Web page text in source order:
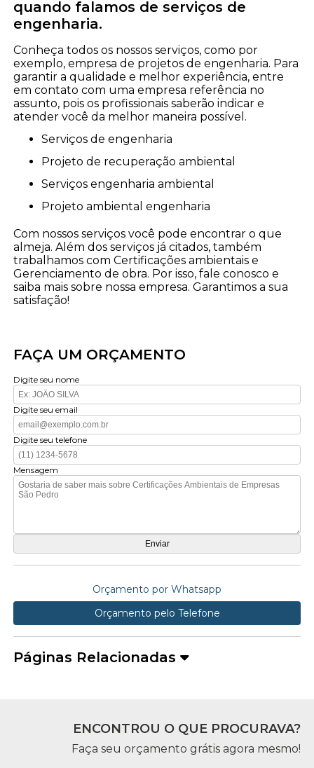
quando falamos de serviços de
engenharia.
Conheça todos os nossos serviços, como por
exemplo, empresa de projetos de engenharia. Para
garantir a qualidade e melhor experiência, entre
em contato com uma empresa referência no
assunto, pois os profissionais saberão indicar e
atender você da melhor maneira possível.
serviços de engenharia
projeto de recuperação ambiental
serviços engenharia ambiental
projeto ambiental engenharia
Com nossos serviços você pode encontrar o que
almeja. Além dos serviços já citados, também
trabalhamos com Certificações ambientais e
Gerenciamento de obra. Por isso, fale conosco e
saiba mais sobre nossa empresa. Garantimos a sua
satisfação!
FAÇA UM ORÇAMENTO
Digite seu nome
Digite seu email
Digite seu telefone
Mensagem
Orçamento por Whatsapp
Orçamento pelo Telefone
Páginas Relacionadas
ENCONTROU O QUE PROCURAVA?
Faça seu orçamento grátis agora mesmo!